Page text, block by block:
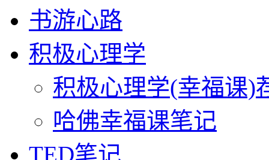
书游心路
积极心理学
积极心理学(幸福课)
哈佛幸福课笔记
TED笔记